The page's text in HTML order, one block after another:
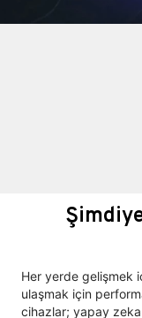
Her yerde gelişmek
ulaşmak için
cihazlar; yapay